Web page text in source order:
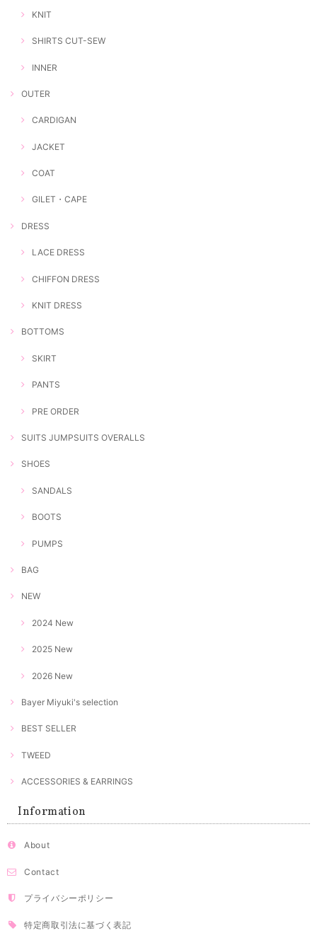
KNIT
SHIRTS CUT-SEW
INNER
OUTER
CARDIGAN
JACKET
COAT
GILET・CAPE
DRESS
LACE DRESS
CHIFFON DRESS
KNIT DRESS
BOTTOMS
SKIRT
PANTS
PRE ORDER
SUITS JUMPSUITS OVERALLS
SHOES
SANDALS
BOOTS
PUMPS
BAG
NEW
2024 New
2025 New
2026 New
Bayer Miyuki's selection
BEST SELLER
TWEED
ACCESSORIES & EARRINGS
Information
About
Contact
プライバシーポリシー
特定商取引法に基づく表記